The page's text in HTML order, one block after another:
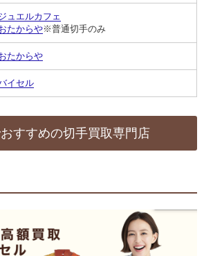
ュエルカフェ
たからや※普通切手のみ
たからや
イセル
すすめの切手買取専門店